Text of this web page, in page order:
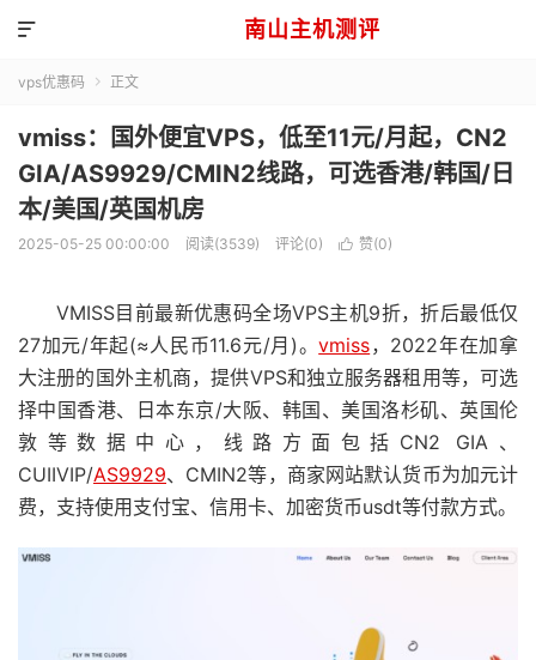
南山主机测评

vps优惠码  正文
vmiss：国外便宜VPS，低至11元/月起，CN2
GIA/AS9929/CMIN2线路，可选香港/韩国/日
本/美国/英国机房
2025-05-25 00:00:00 阅读(3539) 评论(0)  赞(0)
VMISS目前最新优惠码全场VPS主机9折，折后最低仅
27加元/年起(≈人民币11.6元/月)。vmiss，2022年在加拿
大注册的国外主机商，提供VPS和独立服务器租用等，可选
择中国香港、日本东京/大阪、韩国、美国洛杉矶、英国伦
敦等数据中心，线路方面包括CN2 GIA、
CUIIVIP/AS9929、CMIN2等，商家网站默认货币为加元计
费，支持使用支付宝、信用卡、加密货币usdt等付款方式。